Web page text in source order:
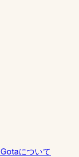
Gotaについて